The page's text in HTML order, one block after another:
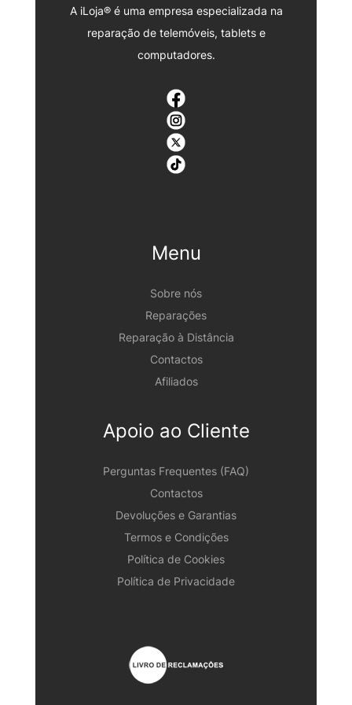
A iLoja® é uma empresa especializada na
reparação de telemóveis, tablets e
computadores.
Menu
Sobre nós
Reparações
Reparação à Distância
Contactos
Afiliados
Apoio ao Cliente
Perguntas Frequentes (FAQ)
Contactos
Devoluções e Garantias
Termos e Condições
Política de Cookies
Política de Privacidade